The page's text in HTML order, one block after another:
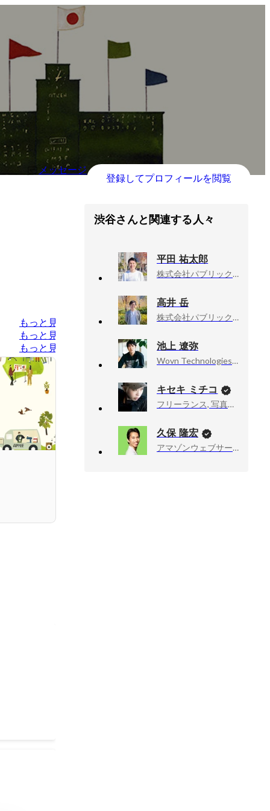
メッセージ
登録してプロフィールを閲覧
もっと見る
もっと見る
もっと見る
渋谷さんと関連する人々
平田 祐太郎
株式会社パブリックコネクト, 代表取締役
高井 岳
株式会社パブリックコネクト, リクルーティング・プロデューサー
池上 遼弥
Wovn Technologies株式会社, Solution Division Marketing Department
キセキ ミチコ
フリーランス, 写真家、ドキュメンタリーカメラマン
久保 隆宏
アマゾンウェブサービスジャパン合同会社, Developer Relations Machine Learning